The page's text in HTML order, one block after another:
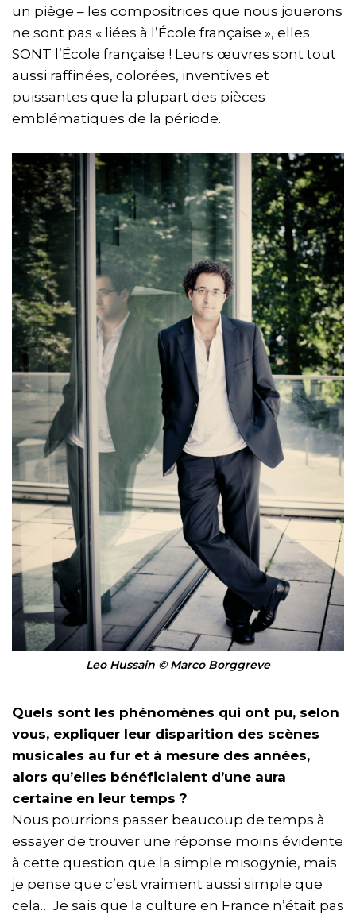
un piège – les compositrices que nous jouerons
ne sont pas « liées à l’École française », elles
SONT l’École française ! Leurs œuvres sont tout
aussi raffinées, colorées, inventives et
puissantes que la plupart des pièces
emblématiques de la période.
Leo Hussain © Marco Borggreve
Quels sont les phénomènes qui ont pu, selon
vous, expliquer leur disparition des scènes
musicales au fur et à mesure des années,
alors qu’elles bénéficiaient d’une aura
certaine en leur temps ?
Nous pourrions passer beaucoup de temps à
essayer de trouver une réponse moins évidente
à cette question que la simple misogynie, mais
je pense que c’est vraiment aussi simple que
cela… Je sais que la culture en France n’était pas